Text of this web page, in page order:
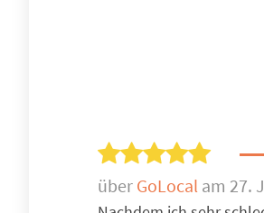
über GoLocal am 27.